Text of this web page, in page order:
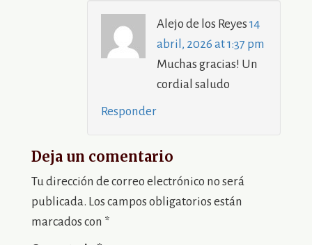
Alejo de los Reyes 14
abril, 2026 at 1:37 pm
Muchas gracias! Un
cordial saludo
Responder
Deja un comentario
Tu dirección de correo electrónico no será
publicada. Los campos obligatorios están
marcados con *